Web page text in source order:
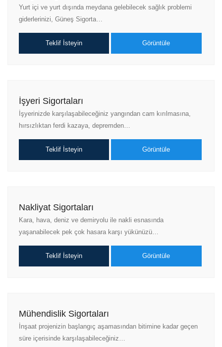
Yurt içi ve yurt dışında meydana gelebilecek sağlık problemi
giderlerinizi, Güneş Sigorta…
Teklif İsteyin Görüntüle
İşyeri Sigortaları
İşyerinizde karşılaşabileceğiniz yangından cam kırılmasına,
hırsızlıktan ferdi kazaya, depremden…
Teklif İsteyin Görüntüle
Nakliyat Sigortaları
Kara, hava, deniz ve demiryolu ile nakli esnasında
yaşanabilecek pek çok hasara karşı yükünüzü…
Teklif İsteyin Görüntüle
Mühendislik Sigortaları
İnşaat projenizin başlangıç aşamasından bitimine kadar geçen
süre içerisinde karşılaşabileceğiniz…